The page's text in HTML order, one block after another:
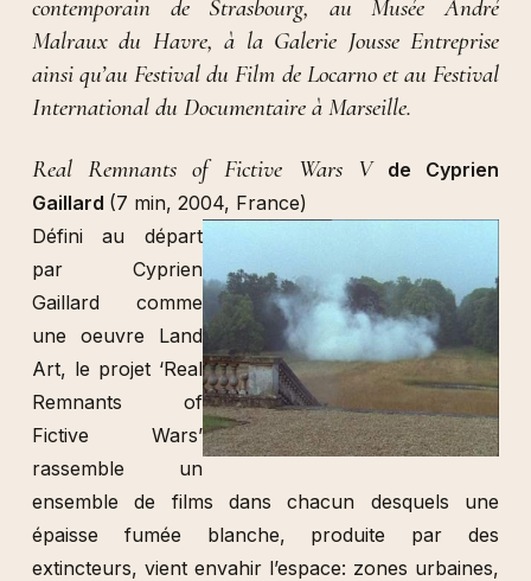
contemporain de Strasbourg, au Musée André
Malraux du Havre, à la Galerie Jousse Entreprise
ainsi qu’au Festival du Film de Locarno et au Festival
International du Documentaire à Marseille.
Real Remnants of Fictive Wars Vde Cyprien
Gaillard (7 min, 2004, France)
Défini au départ
par Cyprien
Gaillard comme
une oeuvre Land
Art, le projet ‘Real
Remnants of
Fictive Wars’
rassemble un
ensemble de films dans chacun desquels une
épaisse fumée blanche, produite par des
extincteurs, vient envahir l’espace: zones urbaines,